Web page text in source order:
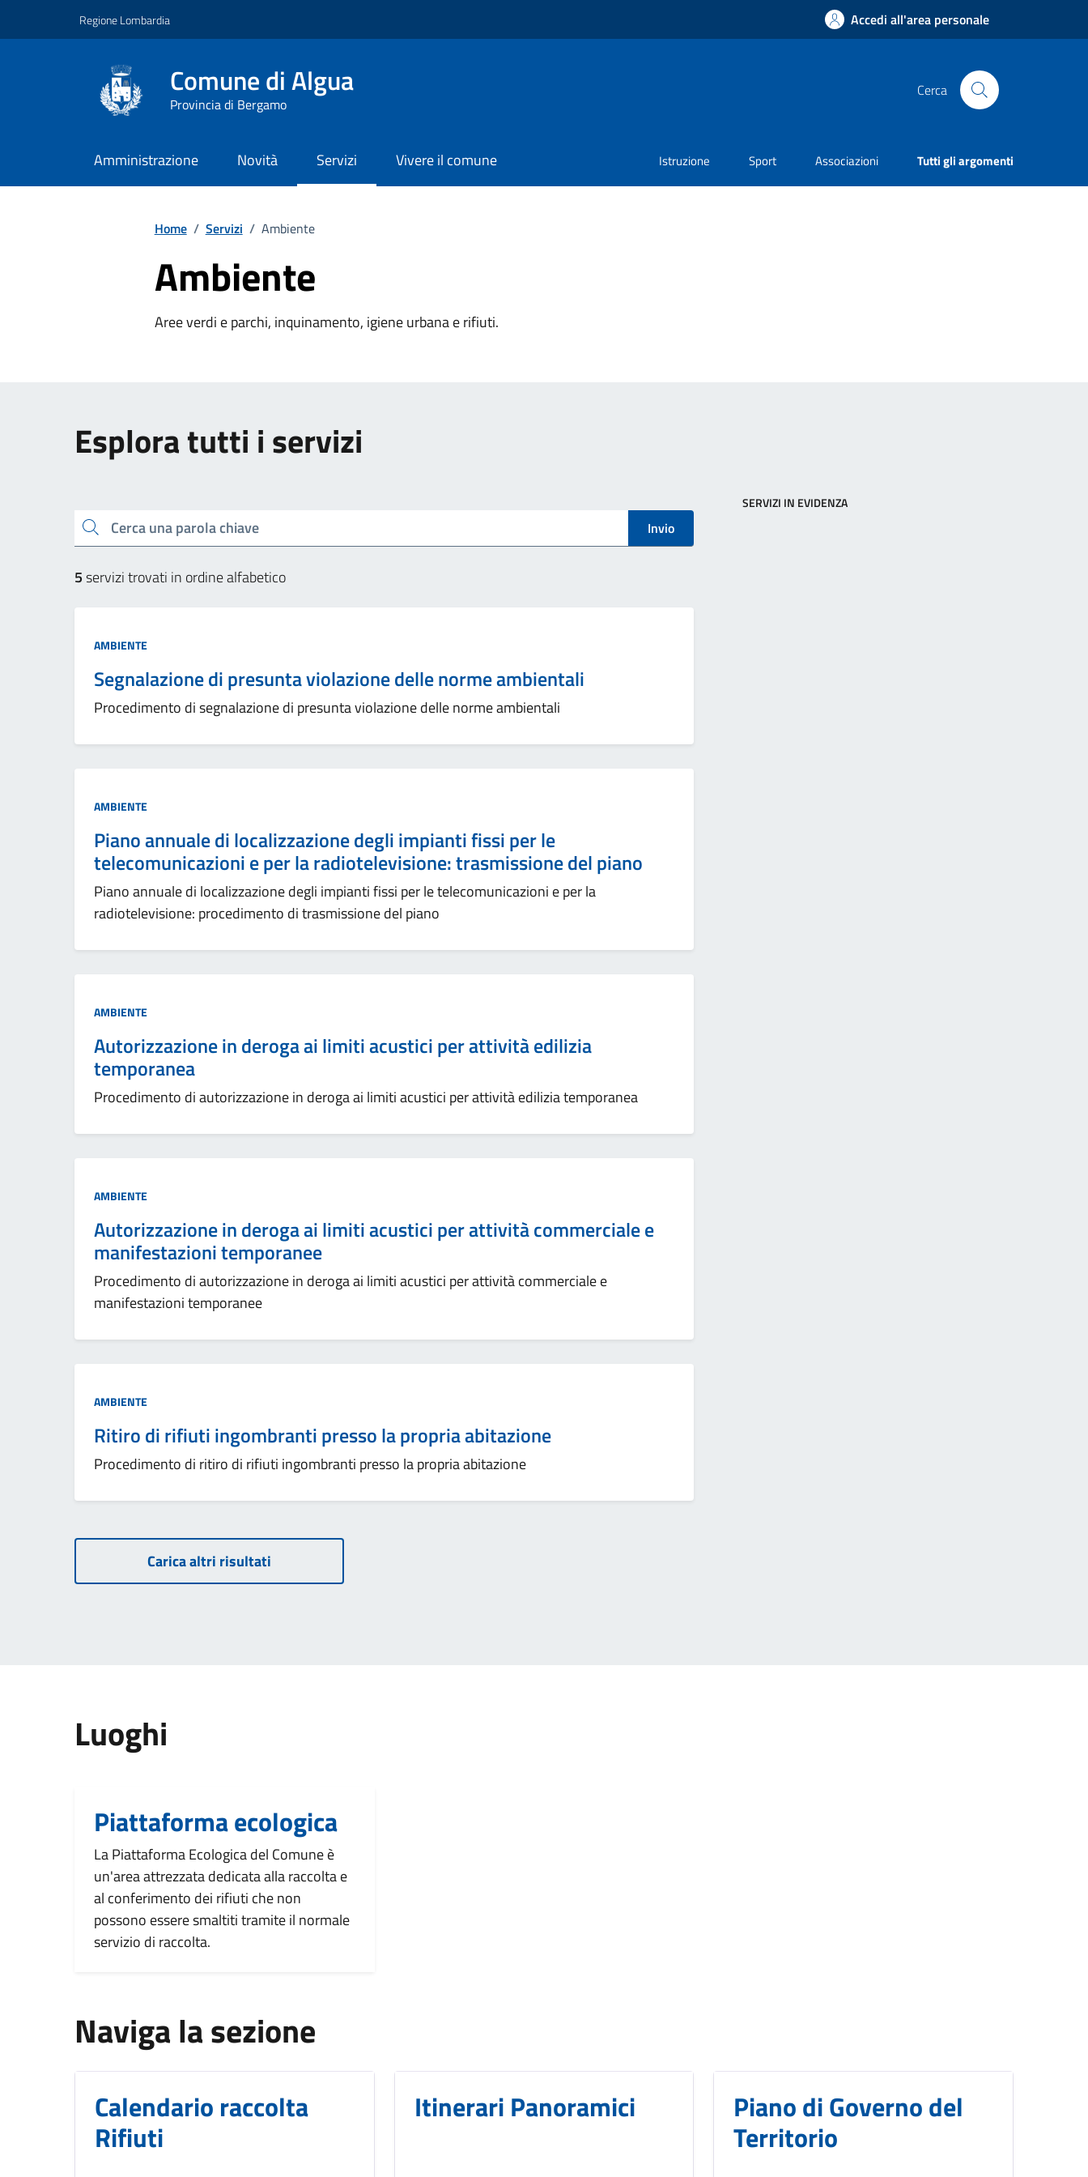
Regione Lombardia Accedi all'area personale
Comune di Algua
Provincia di Bergamo
Cerca
Amministrazione Novità Servizi Vivere il comune Istruzione Sport Associazioni Tutti gli argomenti
Home / Servizi / Ambiente
Ambiente
Aree verdi e parchi, inquinamento, igiene urbana e rifiuti.
Esplora tutti i servizi
Cerca una parola chiave Invio
5servizi trovati in ordine alfabetico
AMBIENTE
Segnalazione di presunta violazione delle norme ambientali
Procedimento di segnalazione di presunta violazione delle norme ambientali
AMBIENTE
Piano annuale di localizzazione degli impianti fissi per le
telecomunicazioni e per la radiotelevisione: trasmissione del piano
Piano annuale di localizzazione degli impianti fissi per le telecomunicazioni e per la
radiotelevisione: procedimento di trasmissione del piano
AMBIENTE
Autorizzazione in deroga ai limiti acustici per attività edilizia
temporanea
Procedimento di autorizzazione in deroga ai limiti acustici per attività edilizia temporanea
AMBIENTE
Autorizzazione in deroga ai limiti acustici per attività commerciale e
manifestazioni temporanee
Procedimento di autorizzazione in deroga ai limiti acustici per attività commerciale e
manifestazioni temporanee
AMBIENTE
Ritiro di rifiuti ingombranti presso la propria abitazione
Procedimento di ritiro di rifiuti ingombranti presso la propria abitazione
Carica altri risultati
SERVIZI IN EVIDENZA
Luoghi
Piattaforma ecologica
La Piattaforma Ecologica del Comune è
un'area attrezzata dedicata alla raccolta e
al conferimento dei rifiuti che non
possono essere smaltiti tramite il normale
servizio di raccolta.
Naviga la sezione
Calendario raccolta
Rifiuti
Itinerari Panoramici Piano di Governo del
Territorio